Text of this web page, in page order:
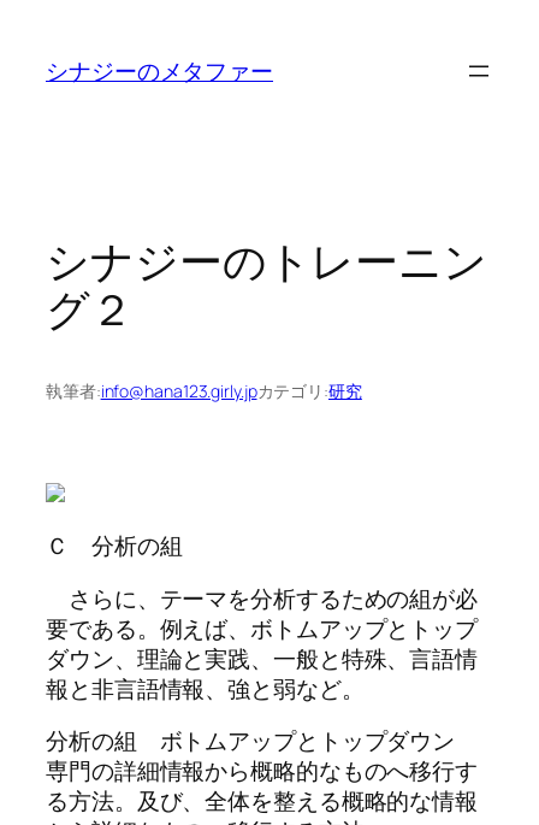
シナジーのメタファー
シナジーのトレーニン
グ２
執筆者:info@hana123.girly.jpカテゴリ:研究
Ｃ 分析の組
さらに、テーマを分析するための組が必
要である。例えば、ボトムアップとトップ
ダウン、理論と実践、一般と特殊、言語情
報と非言語情報、強と弱など。
分析の組 ボトムアップとトップダウン
専門の詳細情報から概略的なものへ移行す
る方法。及び、全体を整える概略的な情報